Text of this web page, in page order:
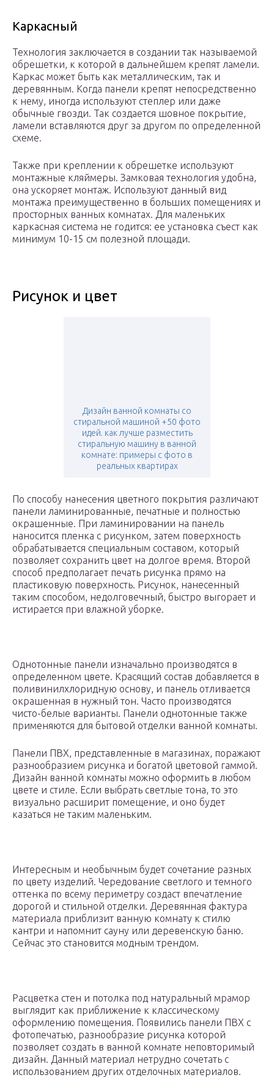
Каркасный
Технология заключается в создании так называемой
обрешетки, к которой в дальнейшем крепят ламели.
Каркас может быть как металлическим, так и
деревянным. Когда панели крепят непосредственно
к нему, иногда используют степлер или даже
обычные гвозди. Так создается шовное покрытие,
ламели вставляются друг за другом по определенной
схеме.
Также при креплении к обрешетке используют
монтажные кляймеры. Замковая технология удобна,
она ускоряет монтаж. Используют данный вид
монтажа преимущественно в больших помещениях и
просторных ванных комнатах. Для маленьких
каркасная система не годится: ее установка съест как
минимум 10-15 см полезной площади.
Рисунок и цвет
Дизайн ванной комнаты со
стиральной машиной +50 фото
идей. как лучше разместить
стиральную машину в ванной
комнате: примеры с фото в
реальных квартирах
По способу нанесения цветного покрытия различают
панели ламинированные, печатные и полностью
окрашенные. При ламинировании на панель
наносится пленка с рисунком, затем поверхность
обрабатывается специальным составом, который
позволяет сохранить цвет на долгое время. Второй
способ предполагает печать рисунка прямо на
пластиковую поверхность. Рисунок, нанесенный
таким способом, недолговечный, быстро выгорает и
истирается при влажной уборке.
Однотонные панели изначально производятся в
определенном цвете. Красящий состав добавляется в
поливинилхлоридную основу, и панель отливается
окрашенная в нужный тон. Часто производятся
чисто-белые варианты. Панели однотонные также
применяются для бытовой отделки ванной комнаты.
Панели ПВХ, представленные в магазинах, поражают
разнообразием рисунка и богатой цветовой гаммой.
Дизайн ванной комнаты можно оформить в любом
цвете и стиле. Если выбрать светлые тона, то это
визуально расширит помещение, и оно будет
казаться не таким маленьким.
Интересным и необычным будет сочетание разных
по цвету изделий. Чередование светлого и темного
оттенка по всему периметру создаст впечатление
дорогой и стильной отделки. Деревянная фактура
материала приблизит ванную комнату к стилю
кантри и напомнит сауну или деревенскую баню.
Сейчас это становится модным трендом.
Расцветка стен и потолка под натуральный мрамор
выглядит как приближение к классическому
оформлению помещения. Появились панели ПВХ с
фотопечатью, разнообразие рисунка которой
позволяет создать в ванной комнате неповторимый
дизайн. Данный материал нетрудно сочетать с
использованием других отделочных материалов.